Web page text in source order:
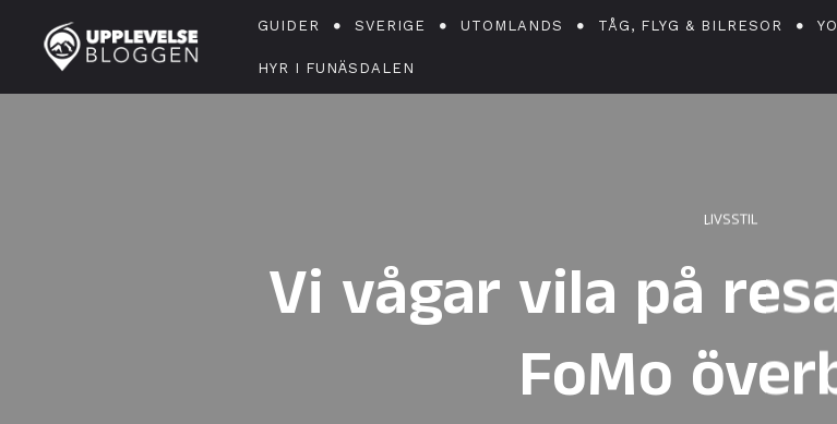
GUIDER SVERIGE UTOMLANDS TÅG, FLYG & BILRESOR
HYR I FUNÄSDALEN
LIVSSTIL
Vi vågar vila på
FoMo